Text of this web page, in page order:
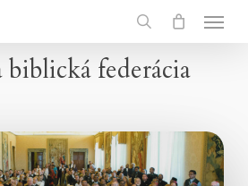
search
federácia